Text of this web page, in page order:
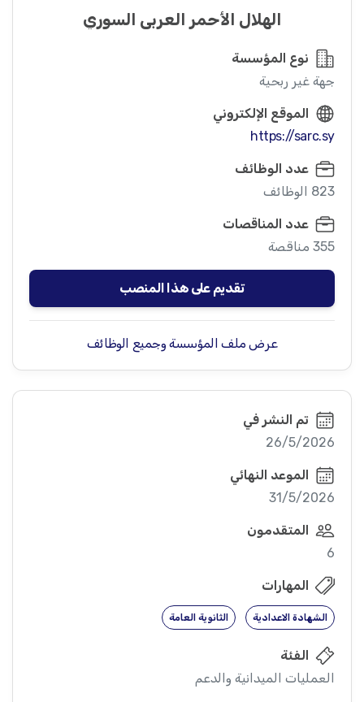
الهلال الأحمر العربي السوري
نوع المؤسسة
جهة غير ربحية
الموقع الإلكتروني
https://sarc.sy
عدد الوظائف
823 الوظائف
عدد المناقصات
355 مناقصة
تقديم على هذا المنصب
عرض ملف المؤسسة وجميع الوظائف
تم النشر في
26/5/2026
الموعد النهائي
31/5/2026
المتقدمون
6
المهارات
الشهادة الاعدادية الثانوية العامة
الفئة
العمليات الميدانية والدعم